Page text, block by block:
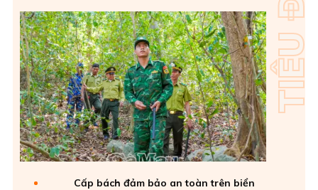
Cấp bách đảm bảo an toàn trên biển